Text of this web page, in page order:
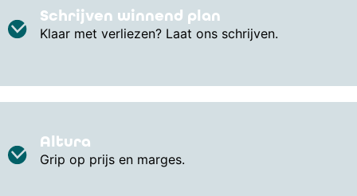
Schrijven winnend plan
Klaar met verliezen? Laat ons schrijven.
Altura
Grip op prijs en marges.